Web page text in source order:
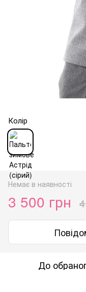
Колір
Немає в наявності
3 500 грн
До